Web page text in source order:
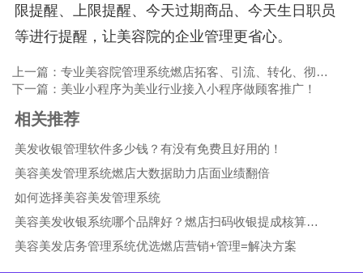
限提醒、上限提醒、今天过期商品、今天生日职员
等进行提醒，让美容院的企业管理更省心。
上一篇：专业美容院管理系统燃店拓客、引流、转化、彻底打消新客户疑虑。
下一篇：美业小程序为美业行业接入小程序做顾客推广！
相关推荐
美发收银管理软件多少钱？有没有免费且好用的！
美容美发管理系统燃店大数据助力店面业绩翻倍
如何选择美容美发管理系统
美容美发收银系统哪个品牌好？燃店扫码收银提成核算免费试用
美容美发店务管理系统优选燃店营销+管理=解决方案